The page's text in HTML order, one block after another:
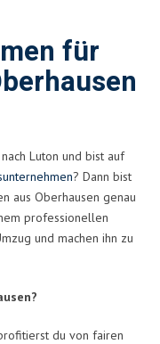
für
Luton und bist auf
? Dann bist
aus Oberhausen genau
professionellen
und machen ihn zu
du von fairen